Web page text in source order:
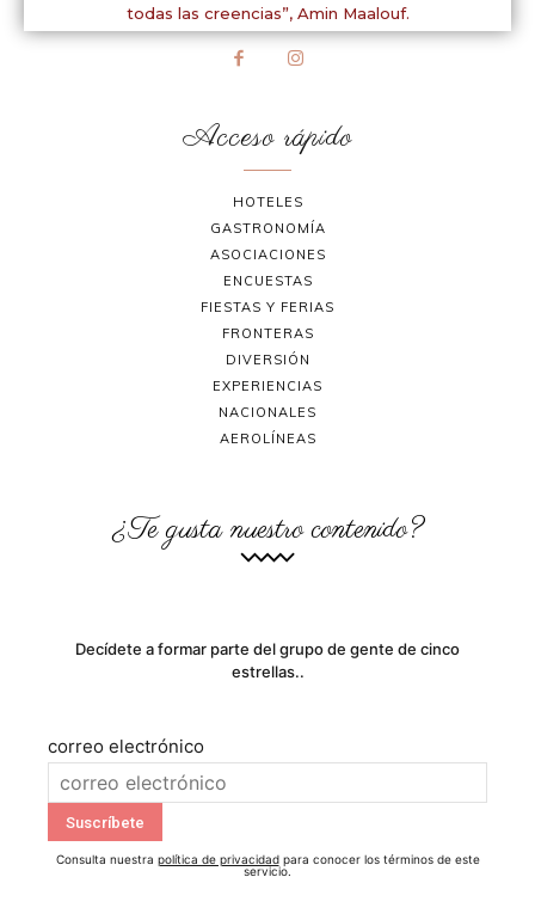
todas las creencias”, Amin Maalouf.
Acceso rápido
HOTELES
GASTRONOMÍA
ASOCIACIONES
ENCUESTAS
FIESTAS Y FERIAS
FRONTERAS
DIVERSIÓN
EXPERIENCIAS
NACIONALES
AEROLÍNEAS
¿Te gusta nuestro contenido?
Decídete a formar parte del grupo de gente de cinco
estrellas..
correo electrónico
Consulta nuestra política de privacidadpara conocer los términos de este
servicio.